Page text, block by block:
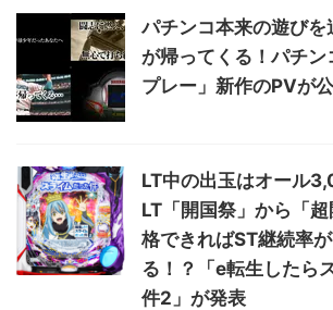
パチンコ本来の遊びを
が帰ってくる！パチン
プレー」新作のPVが
LT中の出玉はオール
LT「開国祭」から「
格できればST継続率
る！？「e転生したら
件2」が発表